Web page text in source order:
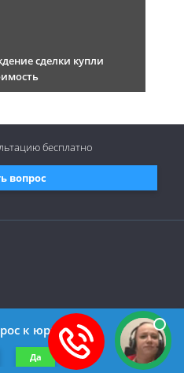
сделки купли
вопрос
бесплатно
к юристу?
Да